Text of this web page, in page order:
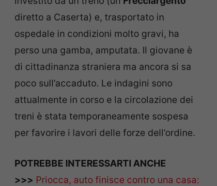
diretto a Caserta) e, trasportato in
ospedale in condizioni molto gravi, ha
perso una gamba, amputata. Il giovane è
di cittadinanza straniera ma ancora si sa
poco sull’accaduto. Le indagini sono
attualmente in corso e la circolazione dei
treni è stata temporaneamente sospesa
per favorire i lavori delle forze dell’ordine.
POTREBBE INTERESSARTI ANCHE
>>> Priocca, auto finisce contro una casa: